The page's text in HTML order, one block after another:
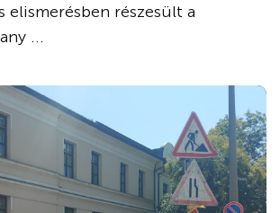
elismerésben részesült a
...